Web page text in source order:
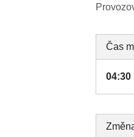
Čas
04:30